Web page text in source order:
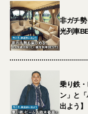
非ガチ
光列車
乗り鉄
ン」と
出よう】